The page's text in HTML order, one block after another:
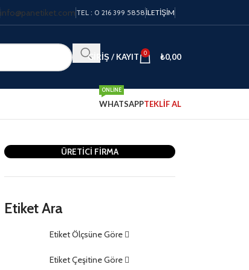
info@panetiket.com TEL : 0 216 399 5858 İLETIŞIM
GIRIŞ / KAYIT 0 ₺0,00
WHATSAPP
ONLINE
TEKLİF AL
ÜRETİCİ FİRMA
Etiket Ara
Etiket Ölçsüne Göre
Etiket Çeşitine Göre